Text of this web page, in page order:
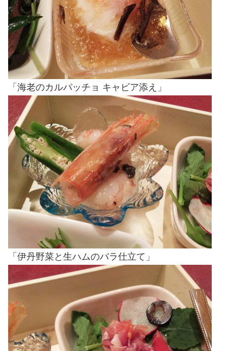
「海老のカルパッチョ キャビア添え」
「伊丹野菜と生ハムのバラ仕立て」